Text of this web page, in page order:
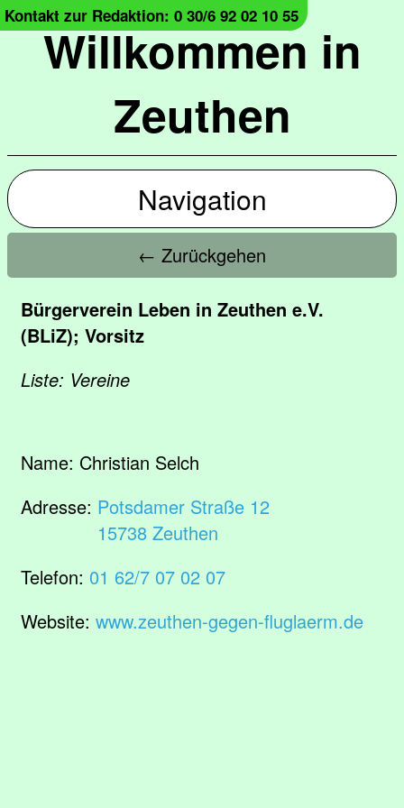
Willkommen in
Zeuthen
Kontakt zur Redaktion: 0 30/6 92 02 10 55
Navigation
← Zurückgehen
Bürgerverein Leben in Zeuthen e.V.
(BLiZ); Vorsitz
Liste: Vereine
Name: Christian Selch
Adresse: Potsdamer Straße 12
15738 Zeuthen
Telefon: 01 62/7 07 02 07
Website: www.zeuthen-gegen-fluglaerm.de